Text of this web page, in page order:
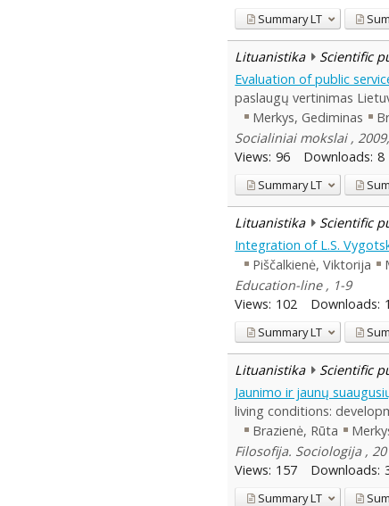
SummaryLT
Lituanistika Scientific
Evaluation of public
paslaugų vertinimas
Merkys, Gediminas
Socialiniai mokslai ,
Views: 96 Downloads: 8
SummaryLT
Lituanistika Scientific
Integration of L.S.
Piščalkienė, Viktorija
Education-line , 1-9
Views: 102 Downloads: 1
SummaryLT
Lituanistika Scientific
Jaunimo ir jaunų
living conditions:
Brazienė, Rūta
Filosofija. Sociologija ,
Views: 157 Downloads:
SummaryLT